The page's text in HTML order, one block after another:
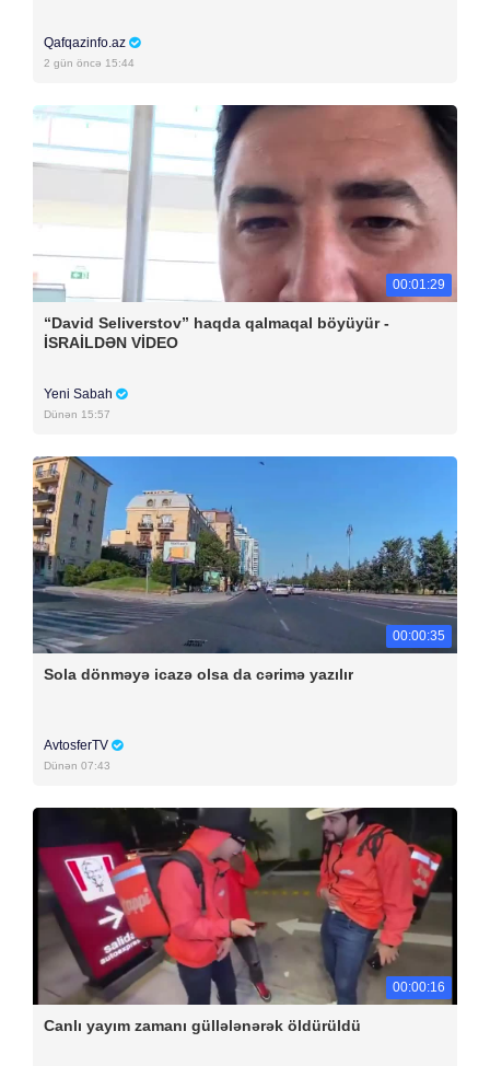
Qafqazinfo.az
2 gün öncə 15:44
00:01:29
“David Seliverstov” haqda qalmaqal böyüyür -
İSRAİLDƏN VİDEO
Yeni Sabah
Dünən 15:57
00:00:35
Sola dönməyə icazə olsa da cərimə yazılır
AvtosferTV
Dünən 07:43
00:00:16
Canlı yayım zamanı güllələnərək öldürüldü